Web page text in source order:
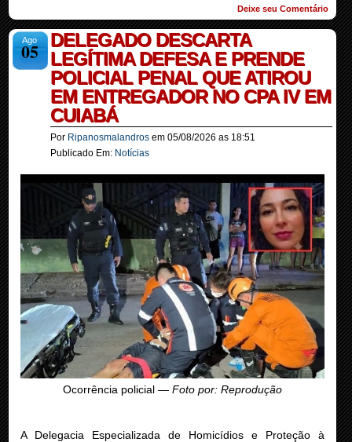
Deixe seu Comentário
Ago
05
DELEGADO DESCARTA
LEGÍTIMA DEFESA E PRENDE
POLICIAL PENAL QUE ATIROU
EM ENTREGADOR NO CPA IV EM
CUIABÁ
Por Ripanosmalandros em 05/08/2026 as 18:51
Publicado Em: Notícias
Ocorrência policial —Foto por: Reprodução
A Delegacia Especializada de Homicídios e Proteção à